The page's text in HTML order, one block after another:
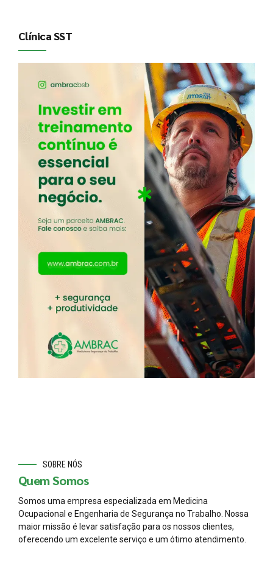
Clínica SST
SOBRE NÓS
Quem Somos
Somos uma empresa especializada em Medicina
Ocupacional e Engenharia de Segurança no Trabalho. Nossa
maior missão é levar satisfação para os nossos clientes,
oferecendo um excelente serviço e um ótimo atendimento.